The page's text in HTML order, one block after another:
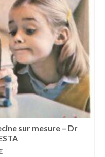
sur mesure – Dr